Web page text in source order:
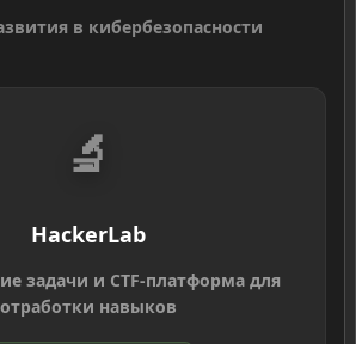
в кибербезопасности
🔬
HackerLab
задачи и CTF-платформа для
отработки навыков